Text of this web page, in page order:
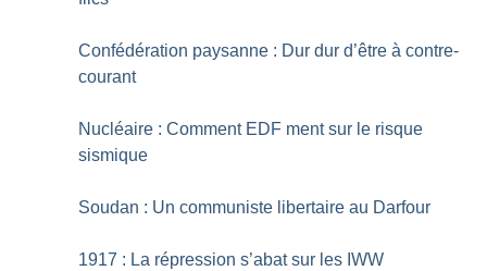
Confédération paysanne : Dur dur d’être à contre-
courant
Nucléaire : Comment EDF ment sur le risque
sismique
Soudan : Un communiste libertaire au Darfour
1917 : La répression s’abat sur les IWW